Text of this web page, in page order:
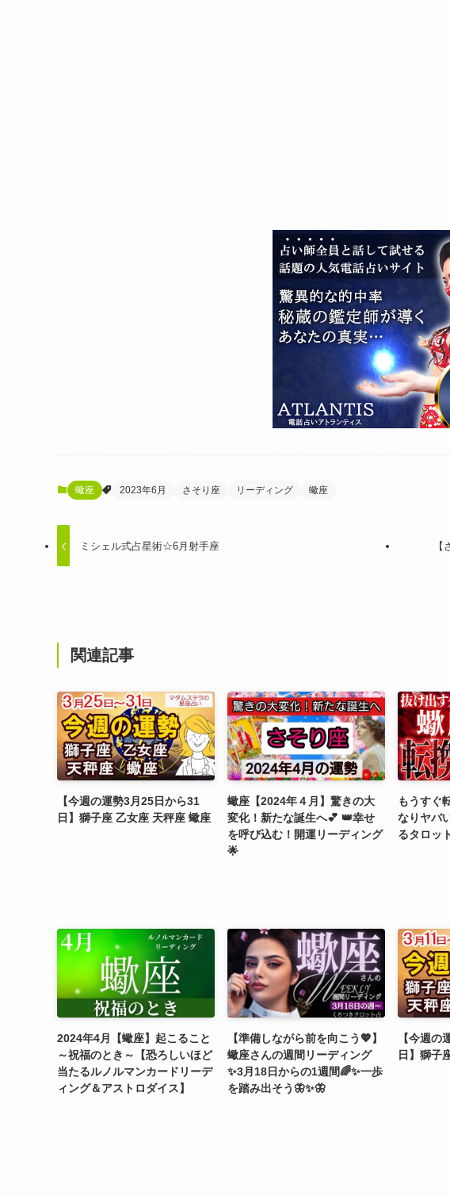
蠍座 2023年6月 さそり座 リーディング 蠍座
ミシェル式占星術☆6月射手座
関連記事
【今週の運勢3月25日から31
日】獅子座 乙女座 天秤座 蠍座
蠍座【2024年４月】驚きの大
変化！新たな誕生へ💕 👑幸せ
を呼び込む！開運リーディング
🌟
もうすぐ
なりヤバ
るタロッ
2024年4月【蠍座】起こること
～祝福のとき～【恐ろしいほど
当たるルノルマンカードリーデ
ィング＆アストロダイス】
【準備しながら前を向こう💖】
蠍座さんの週間リーディング
✨3月18日からの1週間🌈✨一歩
を踏み出そう🦋✨🦋
【今週の
日】獅子